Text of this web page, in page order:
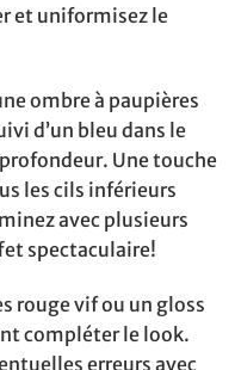
et uniformisez le
ombre à paupières
d’un bleu dans le
Une touche
les cils inférieurs
avec plusieurs
spectaculaire!
rouge vif ou un gloss
compléter le look.
erreurs avec